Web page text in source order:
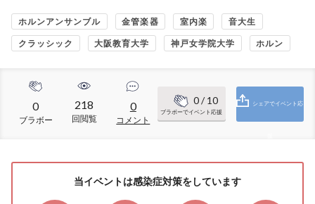
ホルンアンサンブル 金管楽器 室内楽 音大生
クラッシック 大阪教育大学 神戸女学院大学 ホルン
0
ブラボー
218
回閲覧
0
コメント
0/ 10
ブラボーでイベント応援
シェアでイベント応
当イベントは感染症対策をしています